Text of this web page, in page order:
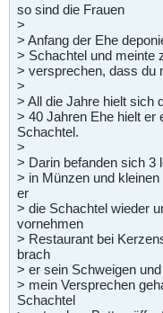
so sind die Frauen
>
> Anfang der Ehe
> Schachtel und meinte
> versprechen, dass du
>
> All die Jahre hielt sich
> 40 Jahren Ehe hielt er
Schachtel.
>
> Darin befanden sich 3
> in Münzen und
er
> die Schachtel wieder
vornehmen
> Restaurant bei
brach
> er sein Schweigen
> mein Versprechen
Schachtel